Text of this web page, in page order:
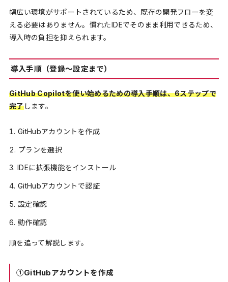
幅広い環境がサポートされているため、既存の開発フローを変
える必要はありません。慣れたIDEでそのまま利用できるため、
導入時の負担を抑えられます。
導入手順（登録〜設定まで）
GitHub Copilotを使い始めるための導入手順は、6ステップで
完了します。
GitHubアカウントを作成
プランを選択
IDEに拡張機能をインストール
GitHubアカウントで認証
設定確認
動作確認
順を追って解説します。
①GitHubアカウントを作成